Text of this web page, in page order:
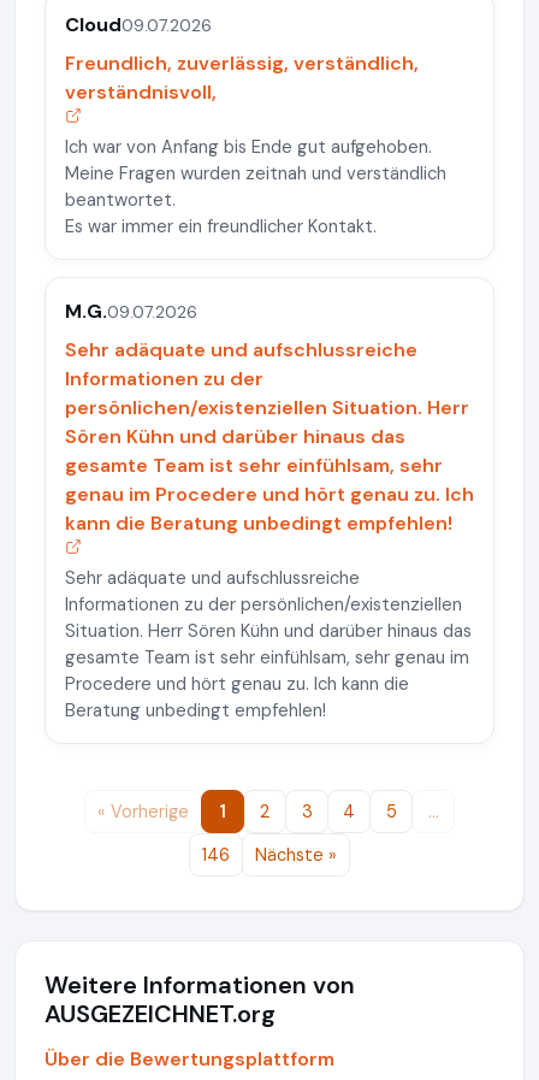
Cloud09.07.2026
Freundlich, zuverlässig, verständlich,
verständnisvoll,
Ich war von Anfang bis Ende gut aufgehoben.
Meine Fragen wurden zeitnah und verständlich
beantwortet.
Es war immer ein freundlicher Kontakt.
M.G.09.07.2026
Sehr adäquate und aufschlussreiche
Informationen zu der
persönlichen/existenziellen Situation. Herr
Sören Kühn und darüber hinaus das
gesamte Team ist sehr einfühlsam, sehr
genau im Procedere und hört genau zu. Ich
kann die Beratung unbedingt empfehlen!
Sehr adäquate und aufschlussreiche
Informationen zu der persönlichen/existenziellen
Situation. Herr Sören Kühn und darüber hinaus das
gesamte Team ist sehr einfühlsam, sehr genau im
Procedere und hört genau zu. Ich kann die
Beratung unbedingt empfehlen!
« Vorherige 1 2 3 4 5
…
146
Nächste »
Weitere Informationen von
AUSGEZEICHNET.org
Über die Bewertungsplattform